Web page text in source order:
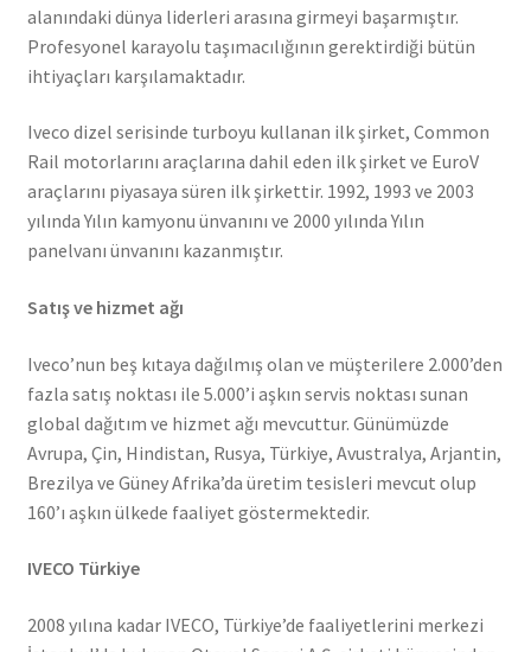
alanındaki dünya liderleri arasına girmeyi başarmıştır.
Profesyonel karayolu taşımacılığının gerektirdiği bütün
ihtiyaçları karşılamaktadır.
Iveco dizel serisinde turboyu kullanan ilk şirket, Common
Rail motorlarını araçlarına dahil eden ilk şirket ve EuroV
araçlarını piyasaya süren ilk şirkettir. 1992, 1993 ve 2003
yılında Yılın kamyonu ünvanını ve 2000 yılında Yılın
panelvanı ünvanını kazanmıştır.
Satış ve hizmet ağı
Iveco’nun beş kıtaya dağılmış olan ve müşterilere 2.000’den
fazla satış noktası ile 5.000’i aşkın servis noktası sunan
global dağıtım ve hizmet ağı mevcuttur. Günümüzde
Avrupa, Çin, Hindistan, Rusya, Türkiye, Avustralya, Arjantin,
Brezilya ve Güney Afrika’da üretim tesisleri mevcut olup
160’ı aşkın ülkede faaliyet göstermektedir.
IVECO Türkiye
2008 yılına kadar IVECO, Türkiye’de faaliyetlerini merkezi